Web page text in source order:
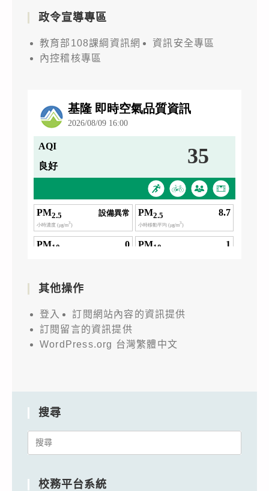
政令宣導專區
教育部108課綱資訊網
資訊安全專區
內控稽核專區
其他操作
登入
訂閱網站內容的資訊提供
訂閱留言的資訊提供
WordPress.org 台灣繁體中文
搜尋
Search
校務平台系統